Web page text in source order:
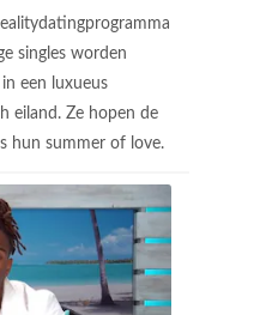
singles worden
een luxueus
eiland. Ze hopen de
hun summer of love.